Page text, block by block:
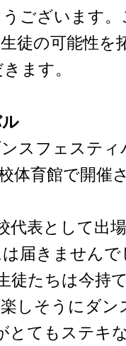
ございます。
徒の可能性を
ます。
スフェスティ
体育館で開催
代表として出
届きませんで
徒たちは今持
しそうにダ
とてもステキ